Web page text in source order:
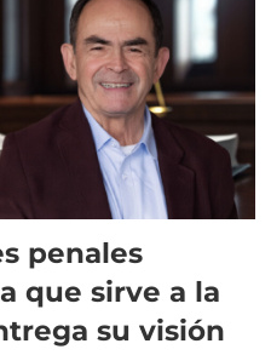
penales
que sirve a la
su visión